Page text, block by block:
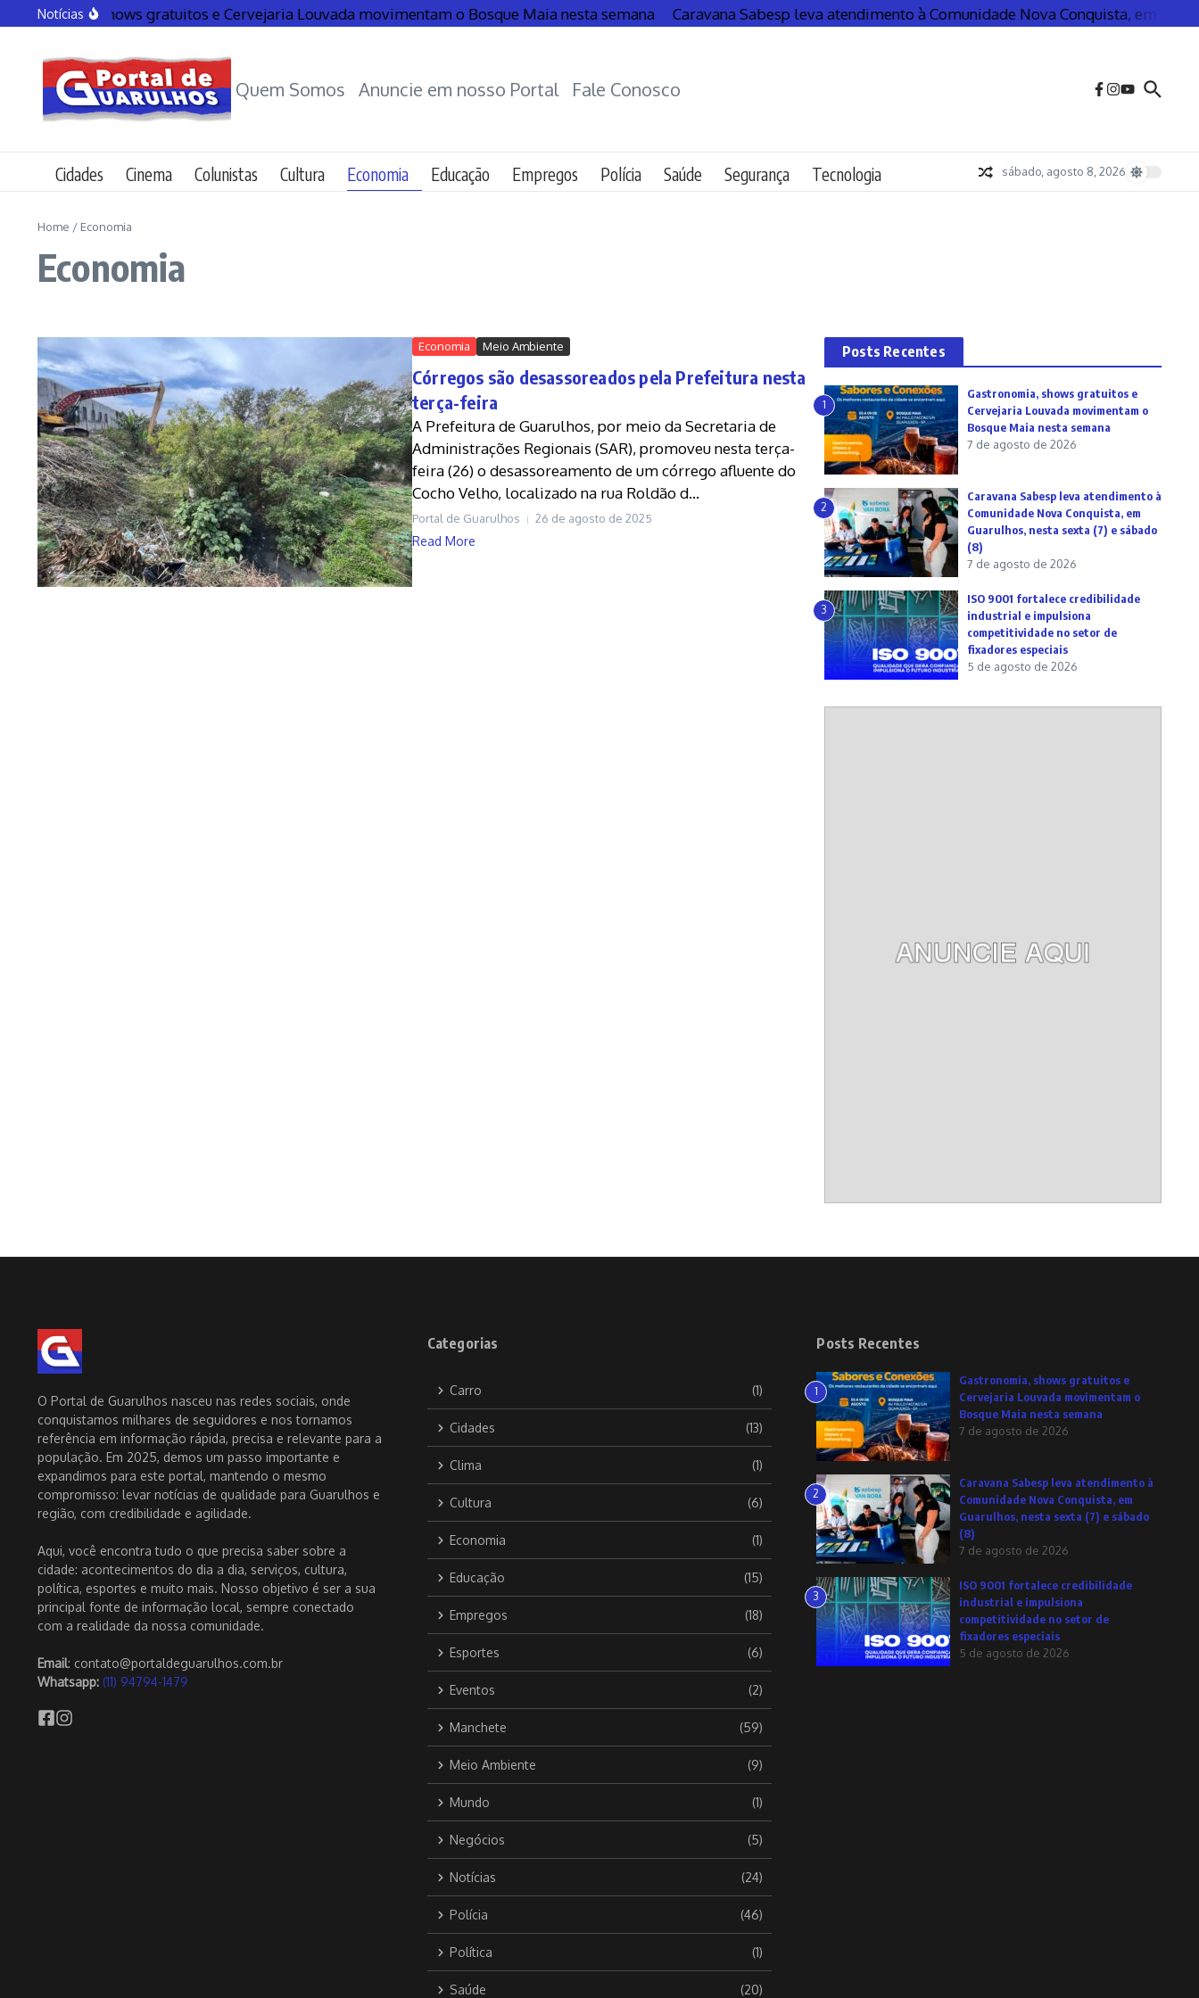
Notíciasshows gratuitos e Cervejaria Louvada movimentam o Bosque Maia nesta semana Caravana Sabesp leva atendimento à Comunidade Nova Conquista, em
Quem Somos Anuncie em nosso Portal Fale Conosco
Cidades Cinema Colunistas Cultura Economia Educação Empregos Polícia Saúde Segurança Tecnologia sábado, agosto 8, 2026
Home / Economia
Economia
Economia Meio Ambiente
Córregos são desassoreados pela Prefeitura nesta
terça-feira
A Prefeitura de Guarulhos, por meio da Secretaria de
Administrações Regionais (SAR), promoveu nesta terça-
feira (26) o desassoreamento de um córrego afluente do
Cocho Velho, localizado na rua Roldão d...
Portal de Guarulhos 26 de agosto de 2025
Read More
Posts Recentes
1
Gastronomia, shows gratuitos e
Cervejaria Louvada movimentam o
Bosque Maia nesta semana
7 de agosto de 2026
2
Caravana Sabesp leva atendimento à
Comunidade Nova Conquista, em
Guarulhos, nesta sexta (7) e sábado
(8)
7 de agosto de 2026
3
ISO 9001 fortalece credibilidade
industrial e impulsiona
competitividade no setor de
fixadores especiais
5 de agosto de 2026
O Portal de Guarulhos nasceu nas redes sociais, onde
conquistamos milhares de seguidores e nos tornamos
referência em informação rápida, precisa e relevante para a
população. Em 2025, demos um passo importante e
expandimos para este portal, mantendo o mesmo
compromisso: levar notícias de qualidade para Guarulhos e
região, com credibilidade e agilidade.
Aqui, você encontra tudo o que precisa saber sobre a
cidade: acontecimentos do dia a dia, serviços, cultura,
política, esportes e muito mais. Nosso objetivo é ser a sua
principal fonte de informação local, sempre conectado
com a realidade da nossa comunidade.
Email: contato@portaldeguarulhos.com.br
Whatsapp: (11) 94794-1479
Categorias
Carro (1)
Cidades (13)
Clima (1)
Cultura (6)
Economia (1)
Educação (15)
Empregos (18)
Esportes (6)
Eventos (2)
Manchete (59)
Meio Ambiente (9)
Mundo (1)
Negócios (5)
Notícias (24)
Polícia (46)
Política (1)
Saúde (20)
Posts Recentes
1
Gastronomia, shows gratuitos e
Cervejaria Louvada movimentam o
Bosque Maia nesta semana
7 de agosto de 2026
2
Caravana Sabesp leva atendimento à
Comunidade Nova Conquista, em
Guarulhos, nesta sexta (7) e sábado
(8)
7 de agosto de 2026
3
ISO 9001 fortalece credibilidade
industrial e impulsiona
competitividade no setor de
fixadores especiais
5 de agosto de 2026